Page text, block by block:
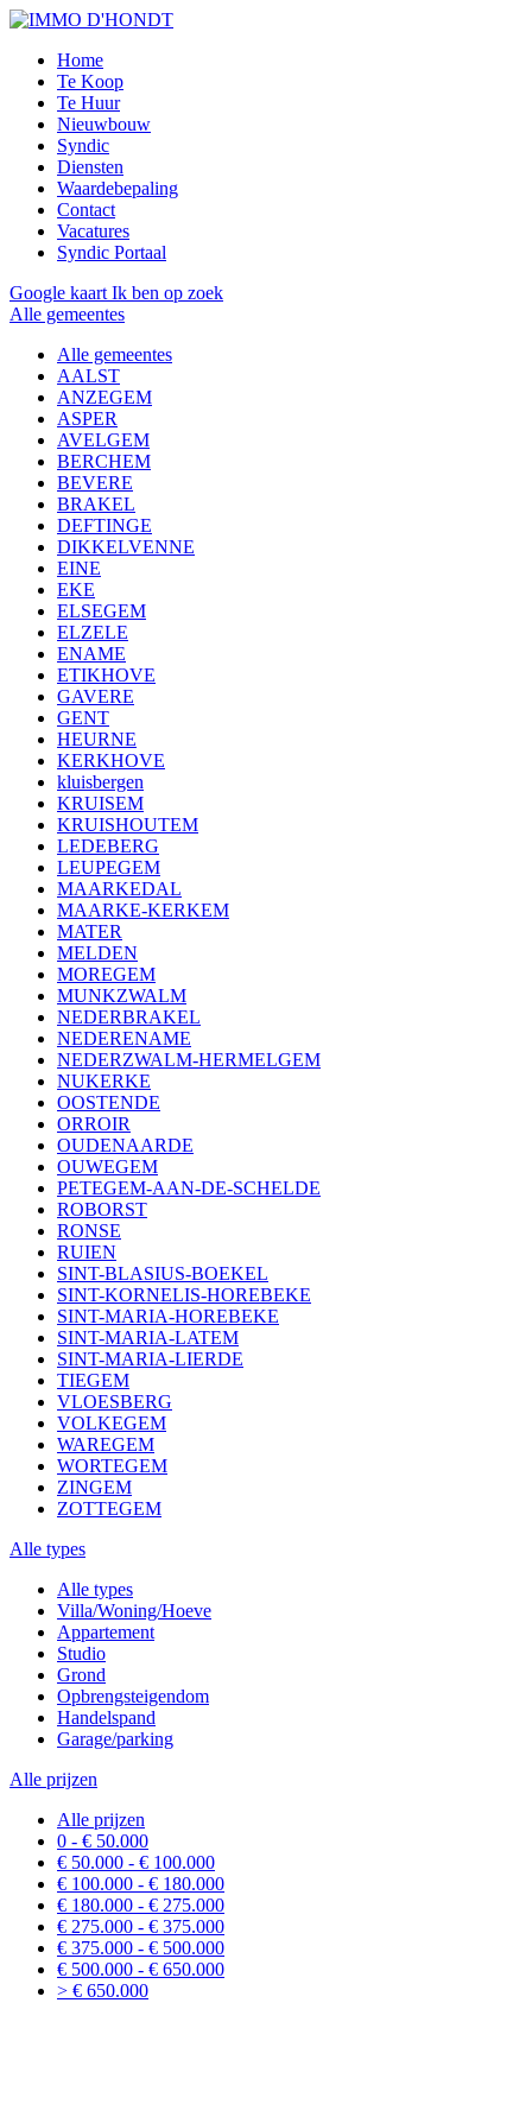
Home
Te Koop
Te Huur
Nieuwbouw
Syndic
Diensten
Waardebepaling
Contact
Vacatures
Syndic Portaal
Google kaart Ik ben op zoek
Alle gemeentes
Alle gemeentes
AALST
ANZEGEM
ASPER
AVELGEM
BERCHEM
BEVERE
BRAKEL
DEFTINGE
DIKKELVENNE
EINE
EKE
ELSEGEM
ELZELE
ENAME
ETIKHOVE
GAVERE
GENT
HEURNE
KERKHOVE
kluisbergen
KRUISEM
KRUISHOUTEM
LEDEBERG
LEUPEGEM
MAARKEDAL
MAARKE-KERKEM
MATER
MELDEN
MOREGEM
MUNKZWALM
NEDERBRAKEL
NEDERENAME
NEDERZWALM-HERMELGEM
NUKERKE
OOSTENDE
ORROIR
OUDENAARDE
OUWEGEM
PETEGEM-AAN-DE-SCHELDE
ROBORST
RONSE
RUIEN
SINT-BLASIUS-BOEKEL
SINT-KORNELIS-HOREBEKE
SINT-MARIA-HOREBEKE
SINT-MARIA-LATEM
SINT-MARIA-LIERDE
TIEGEM
VLOESBERG
VOLKEGEM
WAREGEM
WORTEGEM
ZINGEM
ZOTTEGEM
Alle types
Alle types
Villa/Woning/Hoeve
Appartement
Studio
Grond
Opbrengsteigendom
Handelspand
Garage/parking
Alle prijzen
Alle prijzen
0 - € 50.000
€ 50.000 - € 100.000
€ 100.000 - € 180.000
€ 180.000 - € 275.000
€ 275.000 - € 375.000
€ 375.000 - € 500.000
€ 500.000 - € 650.000
> € 650.000